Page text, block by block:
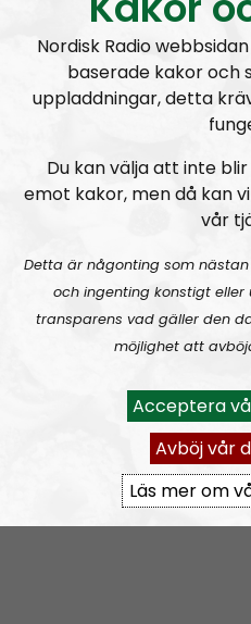
Fredde i svängen. Elin
Radio Regeringen
Som nyhetsförmedlare
tomrum. Programmet
som lokal mainstream-
tar upp. Vi beskriver den
som den ser ut utan
tacksamt emot tips på
programmet. Har du
mångkulturella kaoset
Bohuslän, tveka då inte att
Prenumerera på NR
https://
Nordisk Radio
baserade kakor och
uppladdningar, detta
Du kan välja att inte
emot kakor, men då kan
vår
Detta är någonting som
och ingenting konstigt
transparens vad gäller den
möjlighet att
Acceptera
Avböj vår
Läs mer om